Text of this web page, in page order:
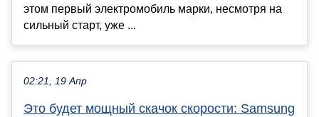
этом первый электромобиль марки, несмотря на
сильный старт, уже ...
02:21, 19 Апр
Это будет мощный скачок скорости: Samsung